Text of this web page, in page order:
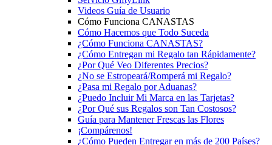
Videos Guía de Usuario
Cómo Funciona CANASTAS
Cómo Hacemos que Todo Suceda
¿Cómo Funciona CANASTAS?
¿Cómo Entregan mi Regalo tan Rápidamente?
¿Por Qué Veo Diferentes Precios?
¿No se Estropeará/Romperá mi Regalo?
¿Pasa mi Regalo por Aduanas?
¿Puedo Incluir Mi Marca en las Tarjetas?
¿Por Qué sus Regalos son Tan Costosos?
Guía para Mantener Frescas las Flores
¡Compárenos!
¿Cómo Pueden Entregar en más de 200 Países?